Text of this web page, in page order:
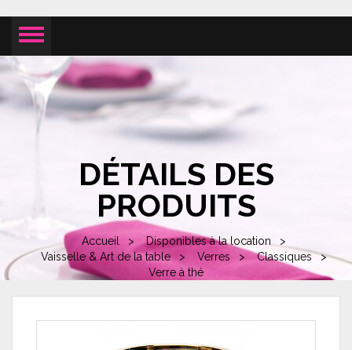
DÉTAILS DES
PRODUITS
Accueil
Disponibles à la location
Vaisselle & Art de la table
Verres
Classiques
Verre à thé